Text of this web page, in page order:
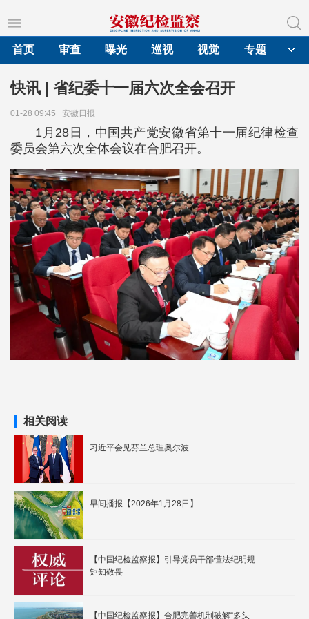
首页
审查 曝光 巡视 视觉 专题
快讯 | 省纪委十一届六次全会召开
01-28 09:45 安徽日报
1月28日，中国共产党安徽省第十一届纪律检查
委员会第六次全体会议在合肥召开。
相关阅读
习近平会见芬兰总理奥尔波
早间播报【2026年1月28日】
【中国纪检监察报】引导党员干部懂法纪明规
矩知敬畏
【中国纪检监察报】合肥完善机制破解“多头